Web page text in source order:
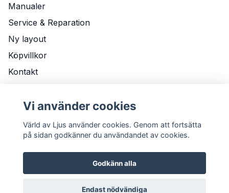
Manualer
Service & Reparation
Ny layout
Köpvillkor
Kontakt
Leveransvillkor
Vi använder cookies
Värld av Ljus använder cookies. Genom att fortsätta
på sidan godkänner du användandet av cookies.
Godkänn alla
Endast nödvändiga